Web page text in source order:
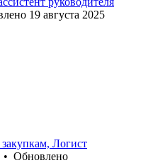
19 августа 2025
Логист
• Обновлено